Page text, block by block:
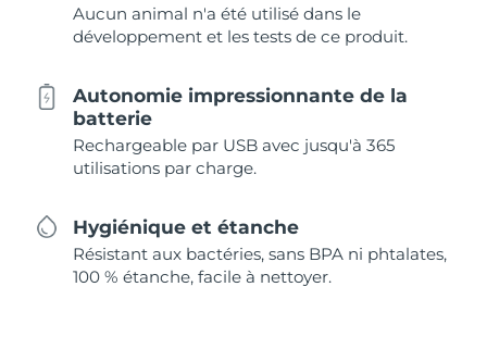
Aucun animal n'a été utilisé dans le
développement et les tests de ce produit.
Autonomie impressionnante de la
batterie
Rechargeable par USB avec jusqu'à 365
utilisations par charge.
Hygiénique et étanche
Résistant aux bactéries, sans BPA ni phtalates,
100 % étanche, facile à nettoyer.